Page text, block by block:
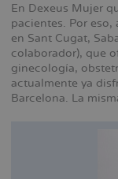
En Dexeus Mujer
pacientes. Por eso,
en Sant Cugat,
colaborador), que
ginecología,
actualmente ya
Barcelona. La